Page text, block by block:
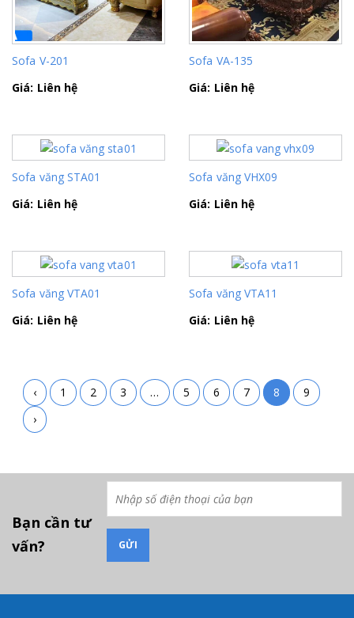
Sofa V-201
Giá: Liên hệ
Sofa VA-135
Giá: Liên hệ
Sofa văng STA01
Giá: Liên hệ
Sofa văng VHX09
Giá: Liên hệ
Sofa văng VTA01
Giá: Liên hệ
Sofa văng VTA11
Giá: Liên hệ
‹ 1 2 3 … 5 6 7 8
9
›
Bạn cần tư
vấn?